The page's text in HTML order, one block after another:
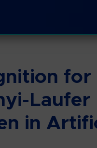
Laufer
in